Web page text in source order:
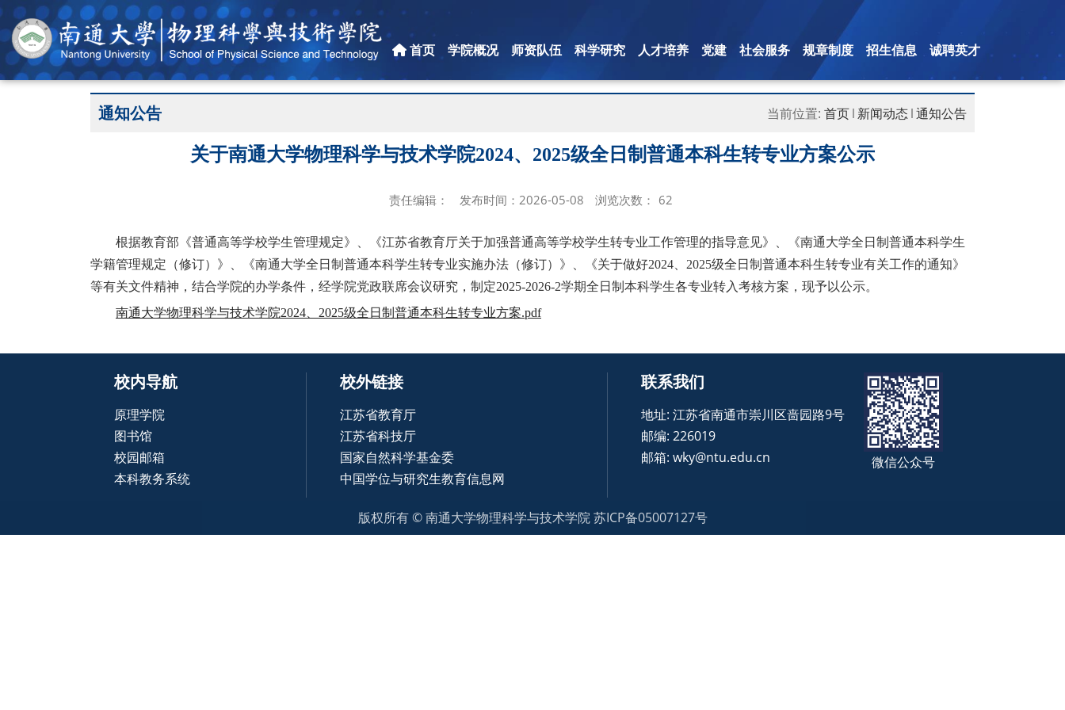
首页 学院概况 师资队伍 科学研究 人才培养 党建 社会服务 规章制度 招生信息 诚聘英才
当前位置: 首页 新闻动态 通知公告
通知公告
关于南通大学物理科学与技术学院2024、2025级全日制普通本科生转专业方案公示
责任编辑： 发布时间：2026-05-08 浏览次数： 62
根据教育部《普通高等学校学生管理规定》、《江苏省教育厅关于加强普通高等学校学生转专业工作管理的指导意见》、《南通大学全日制普通本科学生
学籍管理规定（修订）》、《南通大学全日制普通本科学生转专业实施办法（修订）》、《关于做好2024、2025级全日制普通本科生转专业有关工作的通知》
等有关文件精神，结合学院的办学条件，经学院党政联席会议研究，制定2025-2026-2学期全日制本科学生各专业转入考核方案，现予以公示。
南通大学物理科学与技术学院2024、2025级全日制普通本科生转专业方案.pdf
校内导航
原理学院
图书馆
校园邮箱
本科教务系统
校外链接
江苏省教育厅
江苏省科技厅
国家自然科学基金委
中国学位与研究生教育信息网
联系我们
地址: 江苏省南通市崇川区啬园路9号
邮编: 226019
邮箱: wky@ntu.edu.cn
微信公众号
版权所有 © 南通大学物理科学与技术学院 苏ICP备05007127号